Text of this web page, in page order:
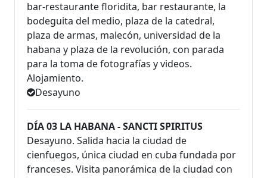
bar-restaurante floridita, bar restaurante, la
bodeguita del medio, plaza de la catedral,
plaza de armas, malecón, universidad de la
habana y plaza de la revolución, con parada
para la toma de fotografías y videos.
Alojamiento.
Desayuno
DÍA 03 LA HABANA - SANCTI SPIRITUS
Desayuno. Salida hacia la ciudad de
cienfuegos, única ciudad en cuba fundada por
franceses. Visita panorámica de la ciudad con